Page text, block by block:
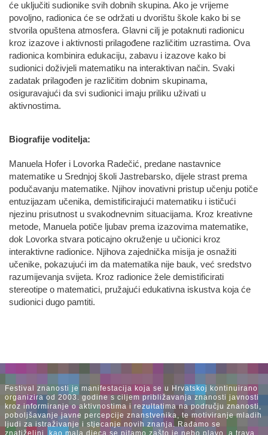
će uključiti sudionike svih dobnih skupina. Ako je vrijeme
povoljno, radionica će se održati u dvorištu škole kako bi se
stvorila opuštena atmosfera. Glavni cilj je potaknuti radionicu
kroz izazove i aktivnosti prilagođene različitim uzrastima. Ova
radionica kombinira edukaciju, zabavu i izazove kako bi
sudionici doživjeli matematiku na interaktivan način. Svaki
zadatak prilagođen je različitim dobnim skupinama,
osiguravajući da svi sudionici imaju priliku uživati u
aktivnostima.
Biografije voditelja:
Manuela Hofer i Lovorka Radečić, predane nastavnice
matematike u Srednjoj školi Jastrebarsko, dijele strast prema
podučavanju matematike. Njihov inovativni pristup učenju potiče
entuzijazam učenika, demistificirajući matematiku i ističući
njezinu prisutnost u svakodnevnim situacijama. Kroz kreativne
metode, Manuela potiče ljubav prema izazovima matematike,
dok Lovorka stvara poticajno okruženje u učionici kroz
interaktivne radionice. Njihova zajednička misija je osnažiti
učenike, pokazujući im da matematika nije bauk, već sredstvo
razumijevanja svijeta. Kroz radionice žele demistificirati
stereotipe o matematici, pružajući edukativna iskustva koja će
sudionici dugo pamtiti.
Festival znanosti je manifestacija koja se u Hrvatskoj kontinuirano
organizira od 2003. godine s ciljem približavanja znanosti javnosti
kroz informiranje o aktivnostima i rezultatima na području znanosti,
poboljšavanje javne percepcije znanstvenika, te motiviranje mladih
ljudi za istraživanje i stjecanje novih znanja. Rađamo se
znatiželjni, kao mala djeca se pitamo zašto je nebo plavo, a trava